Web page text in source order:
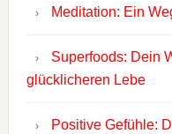
Meditation: Ein
Superfoods: Dein
glücklicheren Lebe
Positive Gefühle: